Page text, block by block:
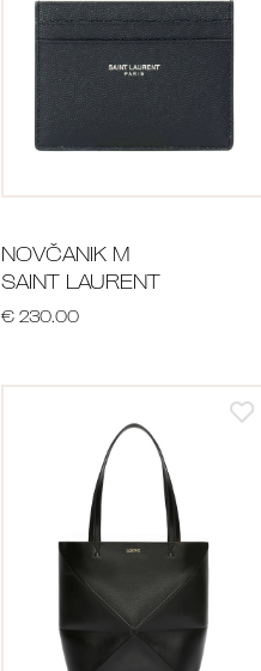
NOVČANIK M
SAINT LAURENT
€ 230.00